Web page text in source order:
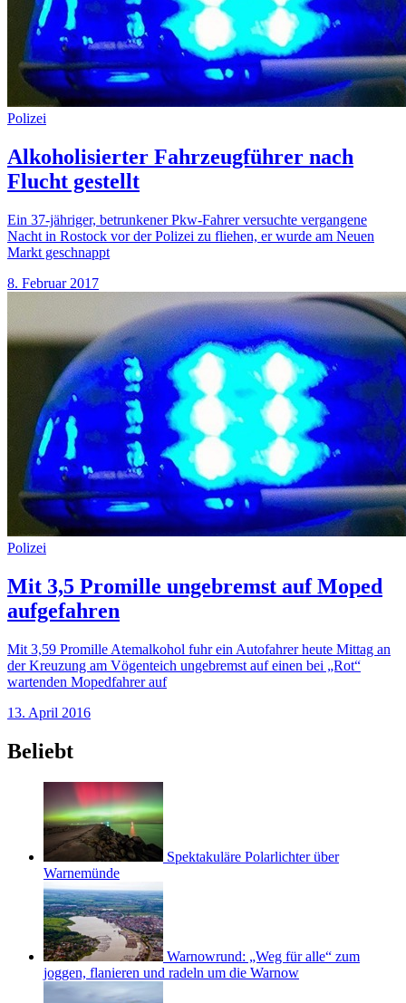
Polizei
Alkoholisierter Fahrzeugführer nach
Flucht gestellt
Ein 37-jähriger, betrunkener Pkw-Fahrer versuchte vergangene
Nacht in Rostock vor der Polizei zu fliehen, er wurde am Neuen
Markt geschnappt
8. Februar 2017
Polizei
Mit 3,5 Promille ungebremst auf Moped
aufgefahren
Mit 3,59 Promille Atemalkohol fuhr ein Autofahrer heute Mittag an
der Kreuzung am Vögenteich ungebremst auf einen bei „Rot“
wartenden Mopedfahrer auf
13. April 2016
Beliebt
Spektakuläre Polarlichter über
Warnemünde
Warnowrund: „Weg für alle“ zum
joggen, flanieren und radeln um die Warnow